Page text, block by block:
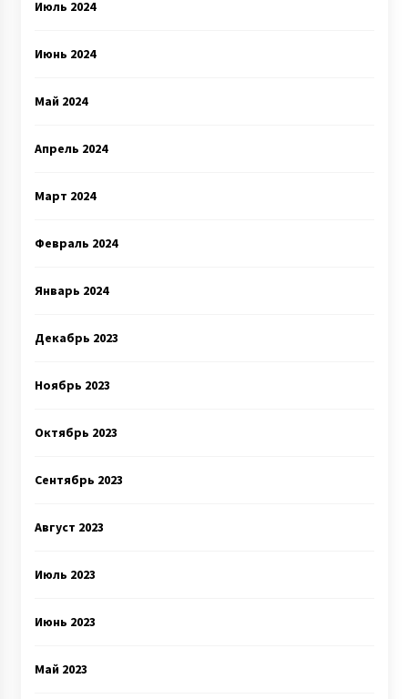
Июль 2024
Июнь 2024
Май 2024
Апрель 2024
Март 2024
Февраль 2024
Январь 2024
Декабрь 2023
Ноябрь 2023
Октябрь 2023
Сентябрь 2023
Август 2023
Июль 2023
Июнь 2023
Май 2023